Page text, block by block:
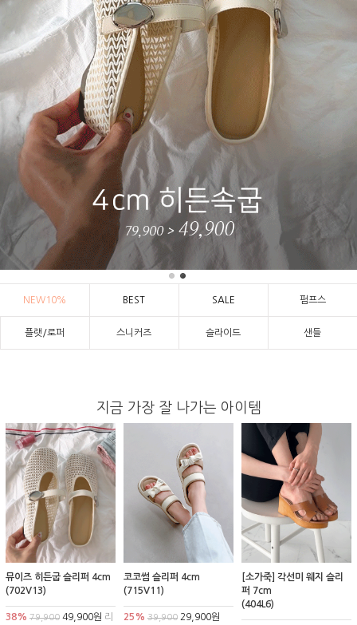
NEW10% BEST SALE 펌프스
플랫/로퍼 스니커즈 슬라이드 샌들
지금 가장 잘 나가는 아이템
뮤이즈 히든굽 슬리퍼 4cm
(702V13)
38% 79,900 49,900원 리
코코썸 슬리퍼 4cm
(715V11)
25% 39,90029,900원
[소가죽] 각선미 웨지 슬리
퍼 7cm
(404L6)